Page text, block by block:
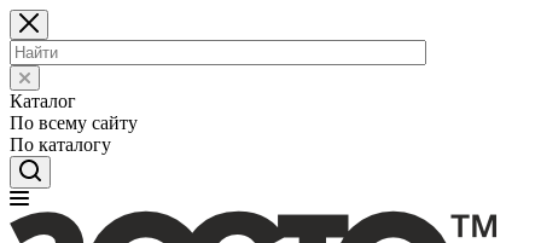
Каталог
По всему сайту
По каталогу